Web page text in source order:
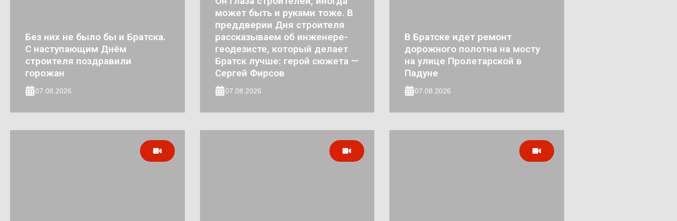
Без них не было бы и Братска.
С наступающим Днём
строителя поздравили
горожан
07.08.2026
может быть и руками тоже. В
преддверии Дня строителя
рассказываем об инженере-
геодезисте, который делает
Братск лучше: герой сюжета —
Сергей Фирсов
07.08.2026
В Братске идет ремонт
дорожного полотна на мосту
на улице Пролетарской в
Падуне
07.08.2026